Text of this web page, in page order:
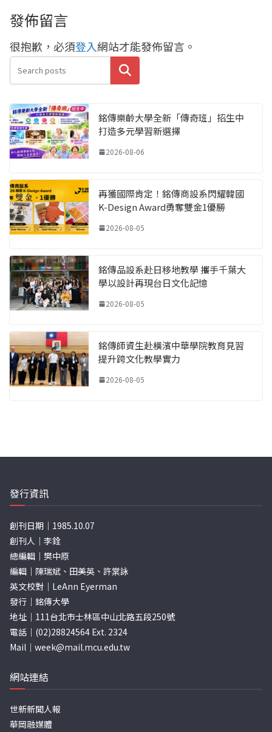
發佈留言
很抱歉，必須登入網站才能發佈留言。
搜尋
銘傳樂齡大學全新「傳奇班」招生中
打造多元學習新選擇
2026-08-06
再獲國際肯定！銘傳商設系閃耀韓國
K-Design Award勇奪雙金1優勝
2026-08-05
銘傳品設系赴日移地教學 攜手千葉大
學以設計再現台日文化記憶
2026-08-05
銘傳師資生赴橫濱中華學院教育見習
提升跨文化教學實力
2026-08-05
發行資訊
創刊日期｜1985.10.07
創刊人｜李銓
總編輯｜樊中原
編輯｜陳瑞斌、田美英、許棠詠
英文校對｜LeAnn Eyerman
發行｜銘傳大學
地址｜111台北市士林區中山北路五段250號
電話｜(02)28824564 Ext. 2324
Mail｜ week@mail.mcu.edu.tw
網站連結
世新新聞人報
華岡融媒體